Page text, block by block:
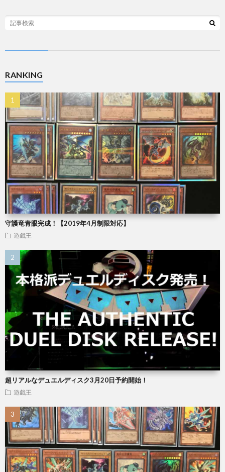
RANKING
守護竜青眼完成！【2019年4月制限対応】
遊戯王
超リアルなデュエルディスク3月20日予約開始！
遊戯王